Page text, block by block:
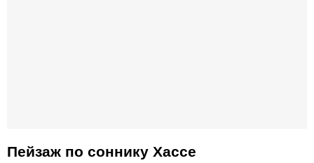
Пейзаж по соннику Хассе